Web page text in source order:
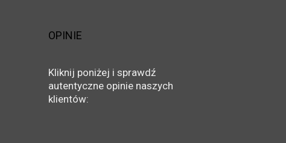
OPINIE
Kliknij poniżej i sprawdź
autentyczne opinie naszych
klientów: